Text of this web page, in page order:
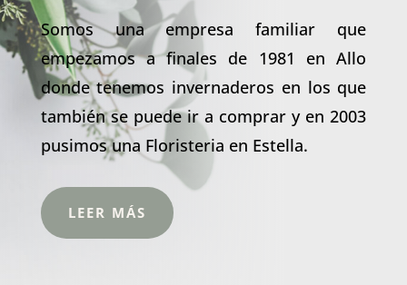
Somos una empresa familiar que
empezamos a finales de 1981 en Allo
donde tenemos invernaderos en los que
también se puede ir a comprar y en 2003
pusimos una Floristeria en Estella.
LEER MÁS